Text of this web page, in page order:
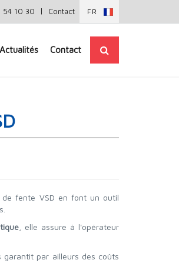
54 10 30 | Contact FR
Actualités Contact
fente VSD en font un outil
, elle assure à l'opérateur
par ailleurs des coûts